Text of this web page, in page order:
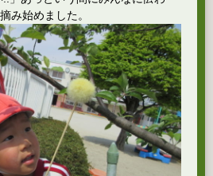
み始めました。